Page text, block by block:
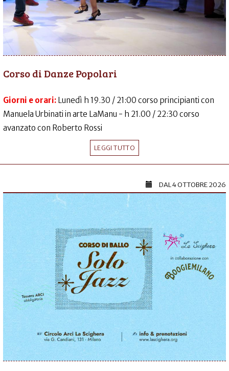
Corso di Danze Popolari
Giorni e orari: Lunedì h 19.30 / 21:00 corso principianti con
Manuela Urbinati in arte LaManu - h 21.00 / 22:30 corso
avanzato con Roberto Rossi
LEGGI TUTTO
DAL4 OTTOBRE 2026